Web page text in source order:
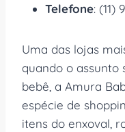
Telefone: (11)
Uma das lojas
quando o assunto
bebê, a Amura
espécie de
itens do enxoval,